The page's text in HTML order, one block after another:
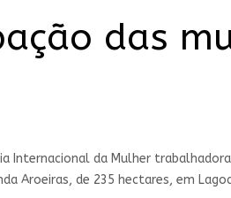
das
Internacional da Mulher
Aroeiras, de 235 hectares, em